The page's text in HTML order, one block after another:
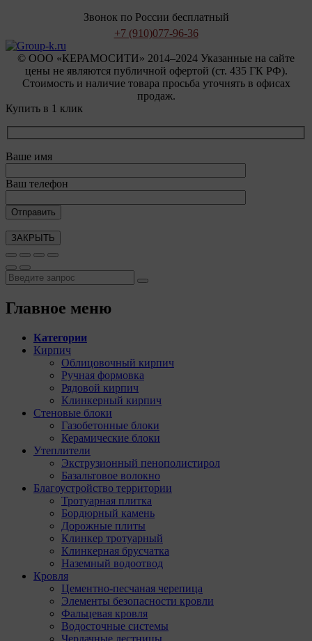
Звонок по России бесплатный
+7 (910)077-96-36
© OOO «КЕРАМОСИТИ» 2014–2024 Указанные на сайте
цены не являются публичной офертой (ст. 435 ГК РФ).
Стоимость и наличие товара просьба уточнять в офисах
продаж.
Купить в 1 клик
Ваше имя
Ваш телефон
ЗАКРЫТЬ
Главное меню
Категории
Кирпич
Облицовочный кирпич
Ручная формовка
Рядовой кирпич
Клинкерный кирпич
Стеновые блоки
Газобетонные блоки
Керамические блоки
Утеплители
Экструзионный пенополистирол
Базальтовое волокно
Благоустройство территории
Тротуарная плитка
Бордюрный камень
Дорожные плиты
Клинкер тротуарный
Клинкерная брусчатка
Наземный водоотвод
Кровля
Цементно-песчаная черепица
Элементы безопасности кровли
Фальцевая кровля
Водосточные системы